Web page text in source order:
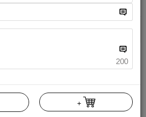
200
+